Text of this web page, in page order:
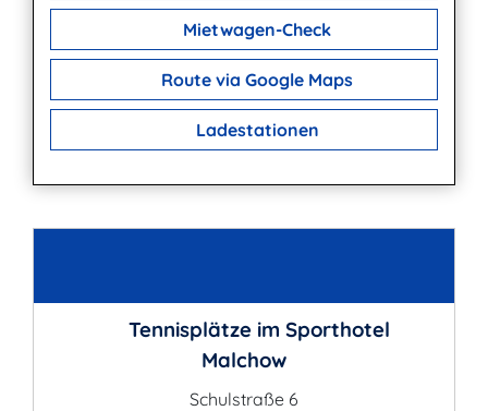
Mietwagen-Check
Route via Google Maps
Ladestationen
Tennisplätze im Sporthotel
Malchow
Schulstraße 6